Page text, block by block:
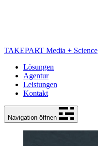
TAKEPART Media + Science
Lösungen
Agentur
Leistungen
Kontakt
Navigation öffnen